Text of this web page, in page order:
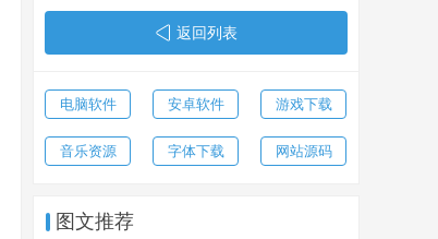
返回列表
电脑软件 安卓软件 游戏下载
音乐资源 字体下载 网站源码
图文推荐